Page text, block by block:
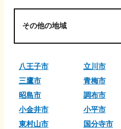
その他の地域
八王子市 立川市
三鷹市
青梅市
昭島市
調布市
小金井市
小平市
東村山市
国分寺市